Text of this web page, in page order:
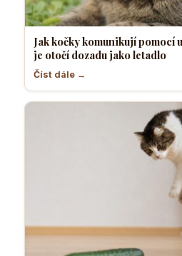
Jak kočky komunikují pomocí
je otočí dozadu jako letadlo
Číst dále →